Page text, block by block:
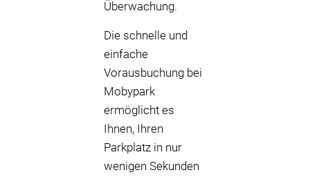
Überwachung.
Die schnelle und
einfache
Vorausbuchung bei
Mobypark
ermöglicht es
Ihnen, Ihren
Parkplatz in nur
wenigen Sekunden